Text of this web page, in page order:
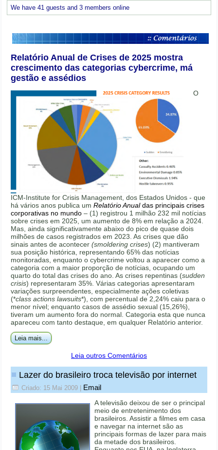
We have 41 guests and 3 members online
Relatório Anual de Crises de 2025 mostra
crescimento das categorias cybercrime, má
gestão e assédios
O
ICM-Institute for Crisis Management, dos Estados Unidos - que
há vários anos publica umRelatório Anualdas principais crises
corporativas no mundo – (1) registrou 1 milhão 232 mil notícias
sobre crises em 2025, um aumento de 8% em relação a 2024.
Mas, ainda significativamente abaixo do pico de quase dois
milhões de casos registrados em 2023. As crises que dão
sinais antes de acontecer(smoldering crises) (2) mantiveram
sua posição histórica, representando 65% das notícias
monitoradas, enquanto o cybercrime voltou a aparecer como a
categoria com a maior proporção de notícias, ocupando um
quarto do total das crises do ano. As crises repentinas (sudden
crisis) representaram 35%. Várias categorias apresentaram
variações surpreendentes, especialmente ações coletivas
(*class actions lawsuits*), com percentual de 2,24% caiu para o
menor nível; enquanto casos de assédio sexual (15,26%),
tiveram um aumento fora do normal. Categoria esta que nunca
apareceu com tanto destaque, em qualquer Relatório anterior.
Leia mais...
Leia outros Comentários
Lazer do brasileiro troca televisão por internet
Criado: 15 Mai 2009 Email
A televisão deixou de ser o principal
meio de entretenimento dos
brasileiros. Assistir a filmes em casa
e navegar na internet são as
principais formas de lazer para mais
da metade dos brasileiros.